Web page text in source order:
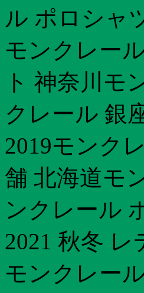
ル ポロシャ
モンクレー
ト 神奈川モ
クレール 銀
2019モンク
舗 北海道モ
ンクレール
2021 秋冬
モンクレー